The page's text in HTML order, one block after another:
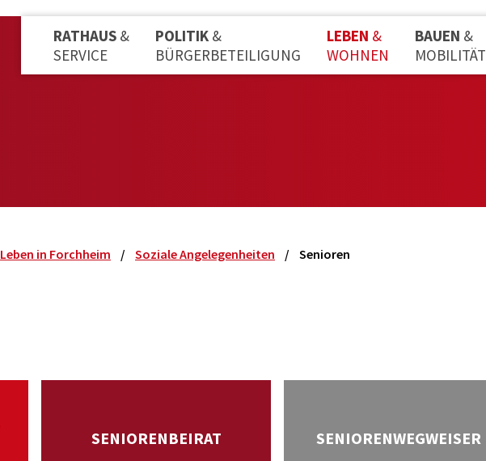
RATHAUS &
SERVICE
POLITIK &
BÜRGERBETEILIGUNG
LEBEN &
WOHNEN
BAUEN &
MOBILITÄT
Leben in Forchheim Soziale Angelegenheiten Senioren
SENIORENBEIRAT SENIORENWEGWEISER